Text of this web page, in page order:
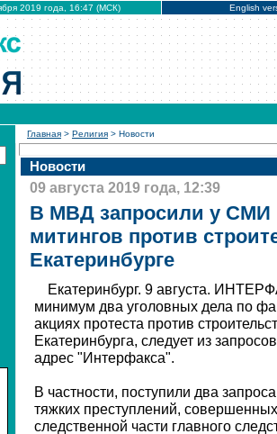
2019 года, 16:47 (МСК) English
Главная > Религия > Новости
Новости
09 августа 2019 года, 12:39
В МВД запросили у СМИ
митингов против
Екатеринбурге
Екатеринбург. 9 августа.
минимум два уголовных дела по
акциях протеста против
Екатеринбурга, следует из
адрес "Интерфакса".
В частности, поступили два
тяжких преступлений,
следственной части главного